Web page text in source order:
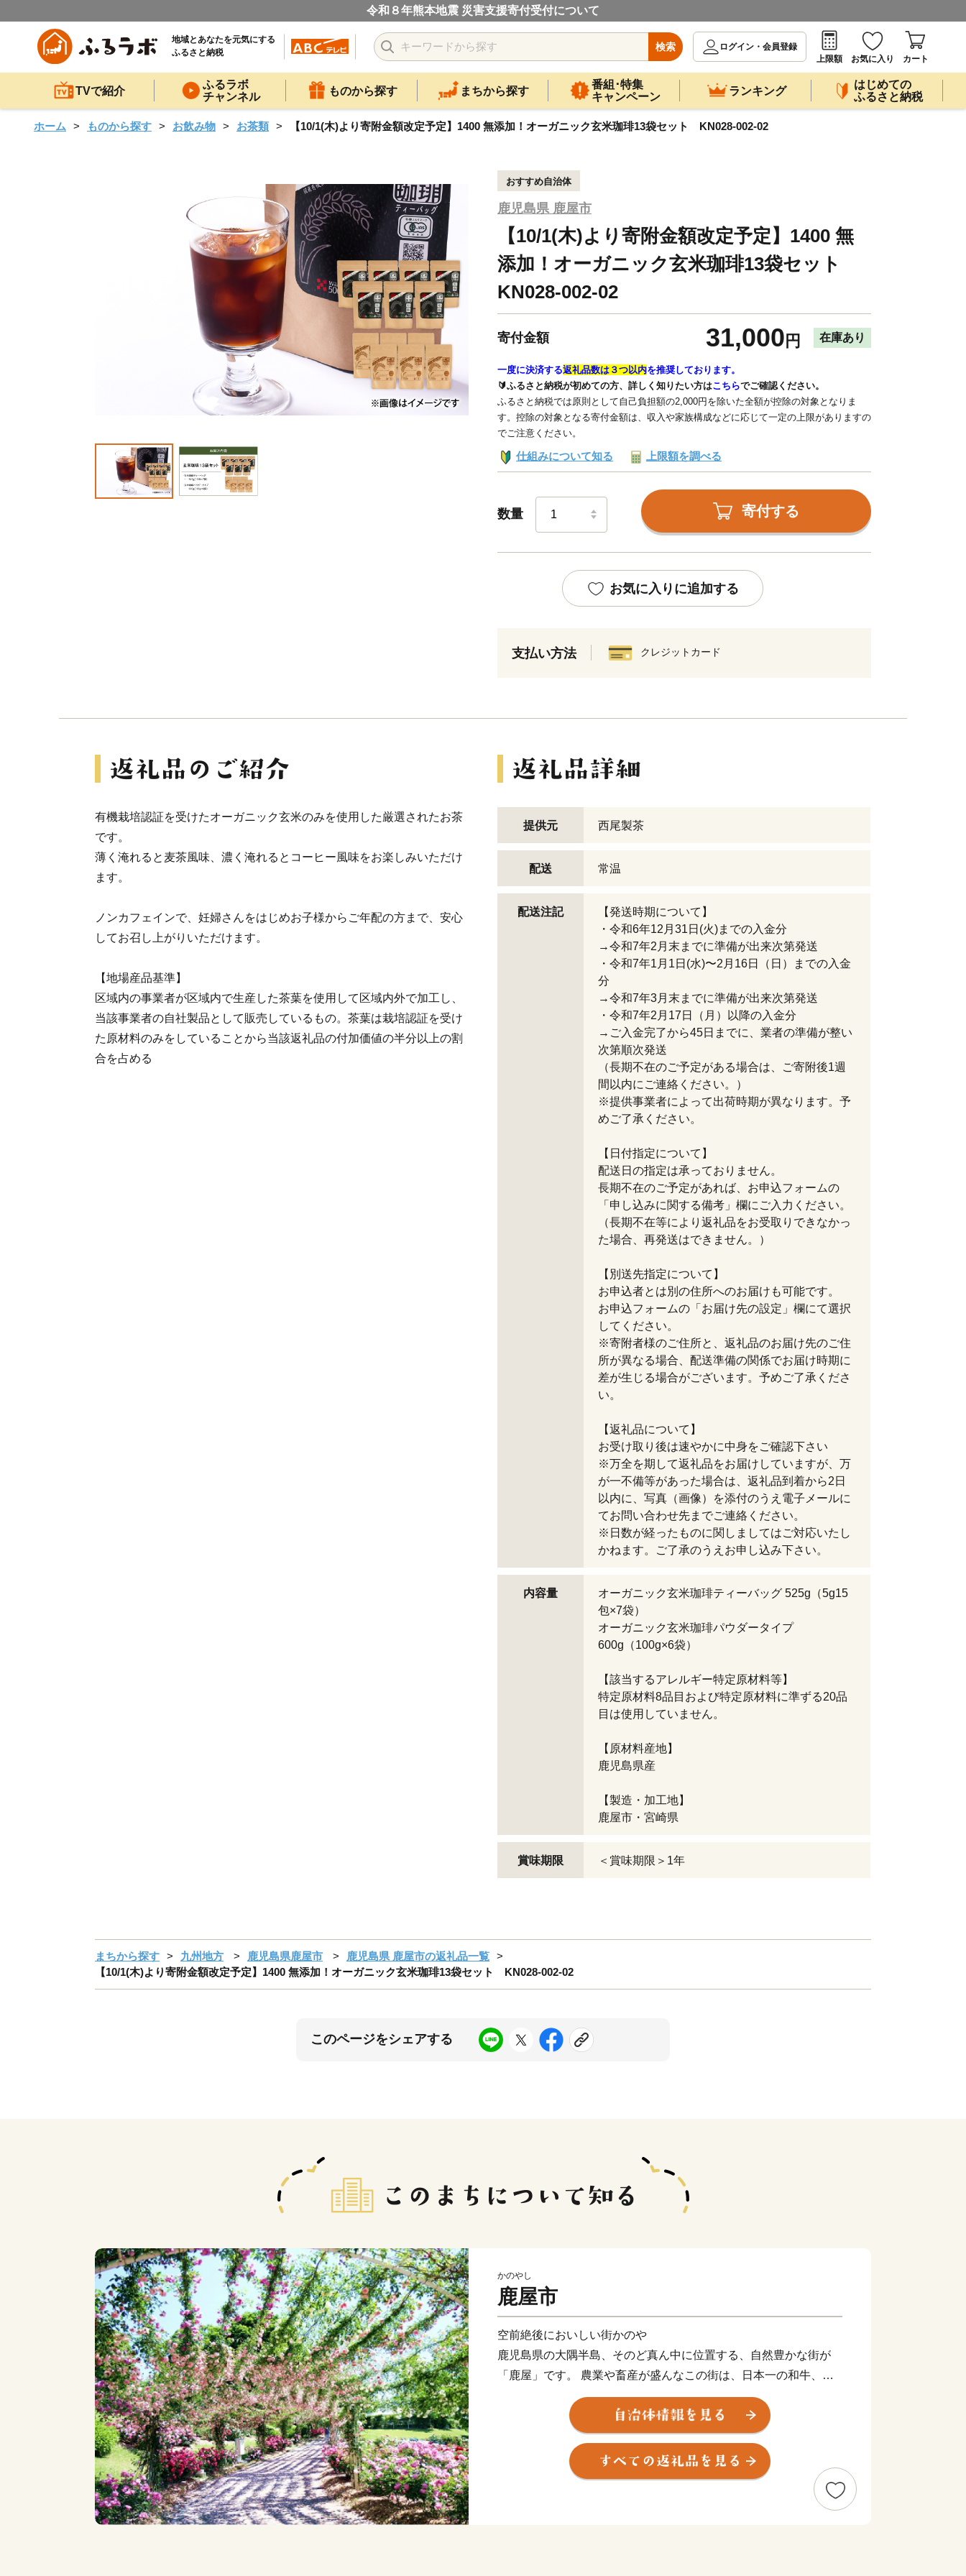
令和８年熊本地震 災害支援寄付受付について
地域とあなたを元気にする
ふるさと納税
検索
ログイン・会員登録
上限額
お気に入り カート
TVで紹介
ふるラボ
チャンネル
ものから探す まちから探す
番組･特集
キャンペーン
ランキング
はじめての
ふるさと納税
ホーム ものから探す お飲み物 お茶類 【10/1(木)より寄附金額改定予定】1400 無添加！オーガニック玄米珈琲13袋セット KN028-002-02
おすすめ自治体
鹿児島県 鹿屋市
【10/1(木)より寄附金額改定予定】1400 無
添加！オーガニック玄米珈琲13袋セット
KN028-002-02
寄付金額 31,000 円 在庫あり
一度に決済する返礼品数は３つ以内を推奨しております。
🔰ふるさと納税が初めての方、詳しく知りたい方はこちらでご確認ください。
ふるさと納税では原則として自己負担額の2,000円を除いた全額が控除の対象となりま
す。控除の対象となる寄付金額は、収入や家族構成などに応じて一定の上限がありますの
でご注意ください。
仕組みについて知る 上限額を調べる
数量 寄付する
お気に入りに追加する
支払い方法 クレジットカード
有機栽培認証を受けたオーガニック玄米のみを使用した厳選されたお茶
です。
薄く淹れると麦茶風味、濃く淹れるとコーヒー風味をお楽しみいただけ
ます。
ノンカフェインで、妊婦さんをはじめお子様からご年配の方まで、安心
してお召し上がりいただけます。
【地場産品基準】
区域内の事業者が区域内で生産した茶葉を使用して区域内外で加工し、
当該事業者の自社製品として販売しているもの。茶葉は栽培認証を受け
た原材料のみをしていることから当該返礼品の付加価値の半分以上の割
合を占める
提供元 西尾製茶
配送 常温
配送注記
【発送時期について】
・令和6年12月31日(火)までの入金分
→令和7年2月末までに準備が出来次第発送
・令和7年1月1日(水)〜2月16日（日）までの入金
分
→令和7年3月末までに準備が出来次第発送
・令和7年2月17日（月）以降の入金分
→ご入金完了から45日までに、業者の準備が整い
次第順次発送
（長期不在のご予定がある場合は、ご寄附後1週
間以内にご連絡ください。）
※提供事業者によって出荷時期が異なります。予
めご了承ください。
【日付指定について】
配送日の指定は承っておりません。
長期不在のご予定があれば、お申込フォームの
「申し込みに関する備考」欄にご入力ください。
（長期不在等により返礼品をお受取りできなかっ
た場合、再発送はできません。）
【別送先指定について】
お申込者とは別の住所へのお届けも可能です。
お申込フォームの「お届け先の設定」欄にて選択
してください。
※寄附者様のご住所と、返礼品のお届け先のご住
所が異なる場合、配送準備の関係でお届け時期に
差が生じる場合がございます。予めご了承くださ
い。
【返礼品について】
お受け取り後は速やかに中身をご確認下さい
※万全を期して返礼品をお届けしていますが、万
が一不備等があった場合は、返礼品到着から2日
以内に、写真（画像）を添付のうえ電子メールに
てお問い合わせ先までご連絡ください。
※日数が経ったものに関しましてはご対応いたし
かねます。ご了承のうえお申し込み下さい。
内容量
オーガニック玄米珈琲ティーバッグ 525g（5g15
包×7袋）
オーガニック玄米珈琲パウダータイプ
600g（100g×6袋）
【該当するアレルギー特定原材料等】
特定原材料8品目および特定原材料に準ずる20品
目は使用していません。
【原材料産地】
鹿児島県産
【製造・加工地】
鹿屋市・宮崎県
賞味期限 ＜賞味期限＞1年
まちから探す 九州地方 鹿児島県鹿屋市
鹿児島県 鹿屋市の返礼品一覧
【10/1(木)より寄附金額改定予定】1400 無添加！オーガニック玄米珈琲13袋セット KN028-002-02
このページをシェアする
かのやし
鹿屋市
空前絶後においしい街かのや
鹿児島県の大隅半島、そのど真ん中に位置する、自然豊かな街が
「鹿屋」です。 農業や畜産が盛んなこの街は、日本一の和牛、生
産量日本一の鹿児島うなぎなど、「おいしい」ふるさと納税の返礼
品があります。 また、その暮らしやすさから、人口10万人以上の
街で合計特殊出生率１位、学校や病院も充実しているなど、暮らす
場所としても、おいしい街です。 そんな豊かな自然のなかで、ゆ
っくり、じっくり育てられた、黒毛和牛や黒豚を中心とした農畜産